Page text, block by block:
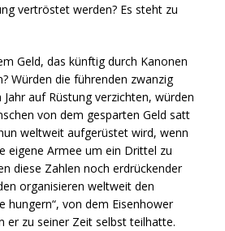
vertröstet werden? Es steht zu
Geld, das künftig durch Kanonen
Würden die führenden zwanzig
auf Rüstung verzichten, würden
von dem gesparten Geld satt
weltweit aufgerüstet wird, wenn
eigene Armee um ein Drittel zu
diese Zahlen noch erdrückender
organisieren weltweit den
hungern“, von dem Eisenhower
er zu seiner Zeit selbst teilhatte.